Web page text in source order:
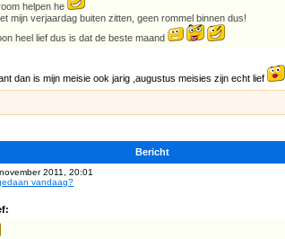
helpen he
mijn verjaardag buiten zitten, geen rommel binnen dus!
heel lief dus is dat de beste maand
dan is mijn meisie ook jarig ,augustus meisies zijn echt lief
Bericht
2011, 20:01
vandaag?